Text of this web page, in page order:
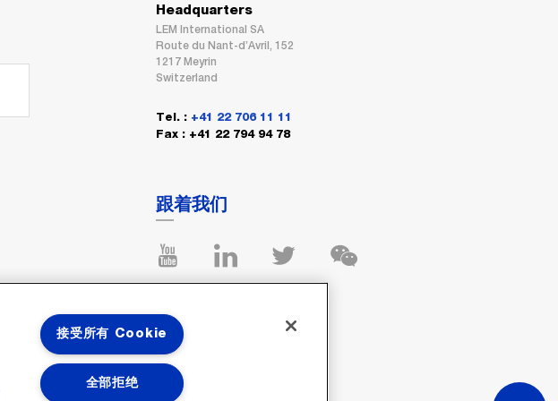
Headquarters
LEM International SA
Route du Nant-d’Avril, 152
1217 Meyrin
Switzerland
Tel. : +41 22 706 11 11
Fax : +41 22 794 94 78
跟着我们
接受所有 Cookie
全部拒绝